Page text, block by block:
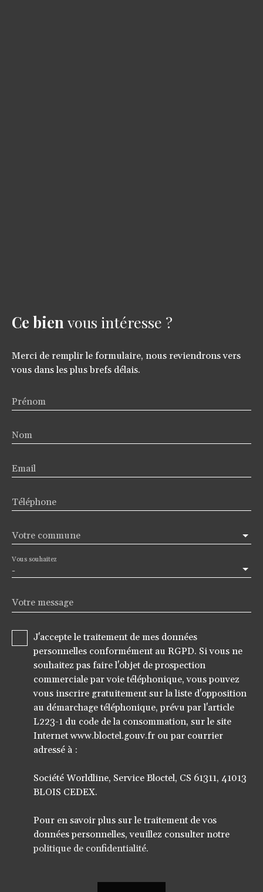
Ce bien vous intéresse ?
Merci de remplir le formulaire, nous reviendrons vers
vous dans les plus brefs délais.
Prénom
Nom
Email
Téléphone
Votre commune
-
Vous souhaitez
Votre message
J'accepte le traitement de mes données
personnelles conformément au RGPD. Si vous ne
souhaitez pas faire l'objet de prospection
commerciale par voie téléphonique, vous pouvez
vous inscrire gratuitement sur la liste d'opposition
au démarchage téléphonique, prévu par l'article
L223-1 du code de la consommation, sur le site
Internet www.bloctel.gouv.fr ou par courrier
adressé à :
Société Worldline, Service Bloctel, CS 61311, 41013
BLOIS CEDEX.
Pour en savoir plus sur le traitement de vos
données personnelles, veuillez consulter notre
politique de confidentialité.